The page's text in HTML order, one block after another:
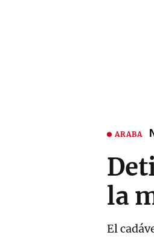
ARABA
la
El